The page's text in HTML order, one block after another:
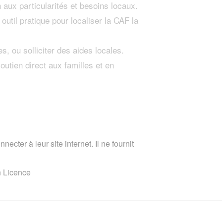
particularités et besoins locaux.
pratique pour localiser la CAF la
ou solliciter des aides locales.
direct aux familles et en
à leur site internet. Il ne fournit
Licence